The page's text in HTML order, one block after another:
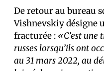
De retour au bureau
Vishnevskiy désigne
fracturée : «C’est une
russes lorsqu’ils ont
au 31 mars 2022, au